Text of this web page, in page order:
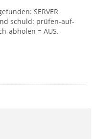
SERVER
schuld: prüfen-auf-
abholen = AUS.